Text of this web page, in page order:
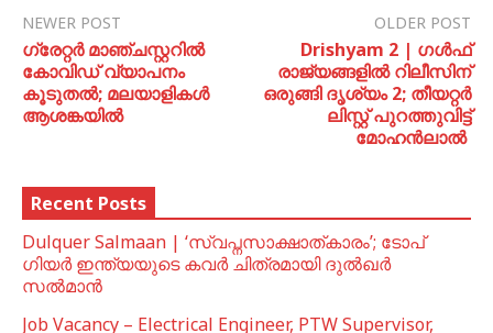
NEWER POST
ഗ്രേറ്റർ മാഞ്ചസ്റ്ററിൽ
കോവിഡ് വ്യാപനം
കൂടുതൽ; മലയാളികൾ
ആശങ്കയിൽ
OLDER POST
Drishyam 2 | ഗൾഫ്
രാജ്യങ്ങളിൽ റിലീസിന്
ഒരുങ്ങി ദൃശ്യം 2; തീയറ്റർ
ലിസ്റ്റ് പുറത്തുവിട്ട്
മോഹൻലാൽ ‌
Recent Posts
Dulquer Salmaan | ‘സ്വപ്നസാക്ഷാത്കാരം’; ടോപ്
ഗിയർ ഇന്ത്യയുടെ കവർ ചിത്രമായി ദുൽഖർ
സൽമാൻ
Job Vacancy – Electrical Engineer, PTW Supervisor,